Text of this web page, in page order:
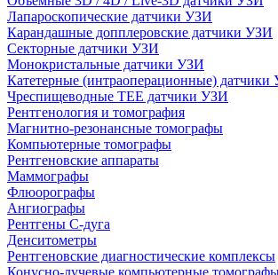
Лапароскопические датчики УЗИ
Карандашные допплеровские датчики УЗИ
Секторные датчики УЗИ
Монокристальные датчики УЗИ
Катетерные (интраоперационные) датчики
Чреспищеводные TEE датчики УЗИ
Рентгенология и томография
Магнитно-резонансные томографы
Компьютерные томографы
Рентгеновские аппараты
Маммографы
Флюорографы
Ангиографы
Рентгены С-дуга
Денситометры
Рентгеновские диагностические комплексы
Конусно-лучевые компьютерные